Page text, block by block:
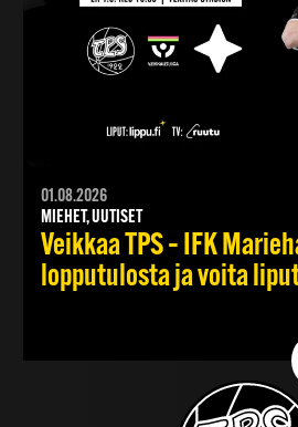
01.08.2026
MIEHET, UUTISET
Veikkaa TPS – IFK
lopputulosta ja voita